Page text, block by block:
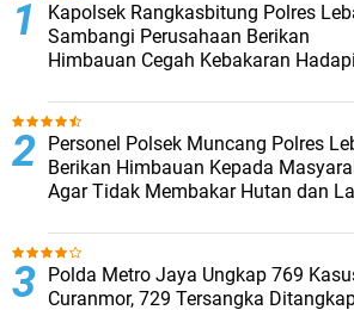
Kapolsek Rangkasbitung Polres
Sambangi Perusahaan Berikan
Himbauan Cegah Kebakaran Hadapi
Personel Polsek Muncang Polres
Berikan Himbauan Kepada
Agar Tidak Membakar Hutan dan
Polda Metro Jaya Ungkap 769
Curanmor, 729 Tersangka